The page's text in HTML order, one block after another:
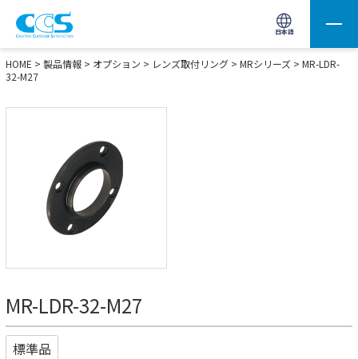
日本語
画像処理用の製品検索 サイト内検索(Enterで実行)
HOME > 製品情報 > オプション > レンズ取付リング > MRシリーズ > MR-LDR-
32-M27
MR-LDR-32-M27
標準品